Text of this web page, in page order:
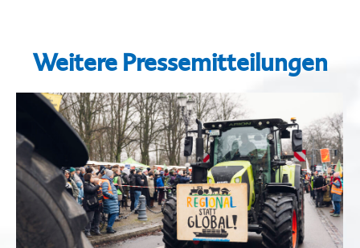
Weitere Pressemitteilungen